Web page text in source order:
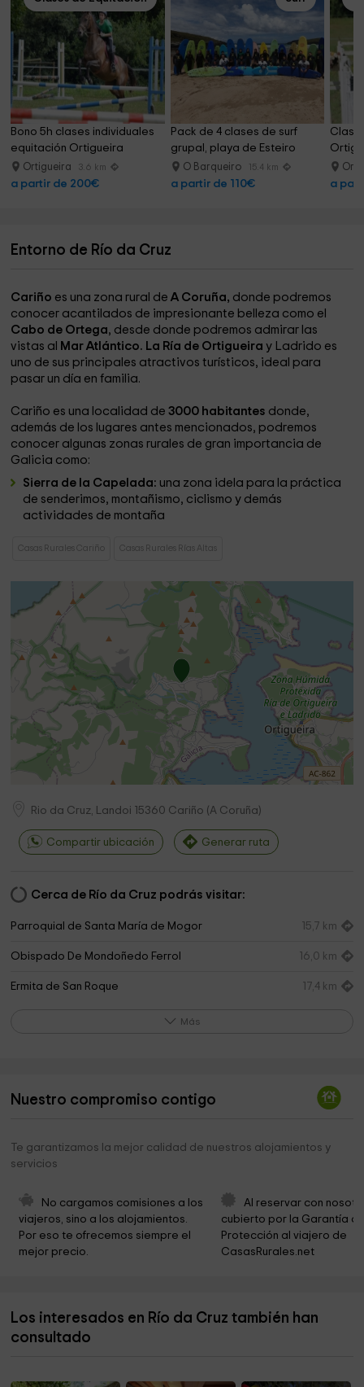
Bono 5h clases individuales
equitación Ortigueira
Ortigueira 3.6 km
a partir de 200€
Pack de 4 clases de surf
grupal, playa de Esteiro
O Barqueiro 15.4 km
a partir de 110€ a
Entorno de Río da Cruz
Cariño es una zona rural deA Coruña, donde podremos
conocer acantilados de impresionante belleza como el
Cabo de Ortega, desde donde podremos admirar las
vistas al
Mar Atlántico. La Ría de Ortigueiray Ladrido es
uno de sus principales atractivos turísticos, ideal para
pasar un día en familia.
Cariño es una localidad de3000 habitantes donde,
además de los lugares antes mencionados, podremos
conocer algunas zonas rurales de gran importancia de
Galicia como:
Sierra de la Capelada: una zona idela para la práctica
de senderimos, montañismo, ciclismo y demás
actividades de montaña
Casas Rurales Cariño Casas Rurales Rías Altas
Rio da Cruz, Landoi 15360 Cariño (A Coruña)
Compartir ubicación Generar ruta
Cerca de Río da Cruz podrás visitar:
Parroquial de Santa María de Mogor 15,7 km
Obispado De Mondoñedo Ferrol 16,0 km
Ermita de San Roque 17,4 km
Igrexa de San Miguel de Negradas
Infaltil de Rúa Francisco Villasuso Park 18,8 km
Parroquia de San Esteban
Cementerio de O Vicedo
Más
Nuestro compromiso contigo
Te garantizamos la mejor calidad de nuestros alojamientos y
servicios
No cargamos comisiones a los
viajeros, sino a los alojamientos.
Por eso te ofrecemos siempre el
mejor precio.
Al reservar con
cubierto por la Garantía
Protección al viajero de
CasasRurales.net
Los interesados en Río da Cruz también han
consultado